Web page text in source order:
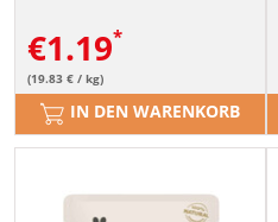
€1.19
(19.83 € / kg)
IN DEN WARENKORB